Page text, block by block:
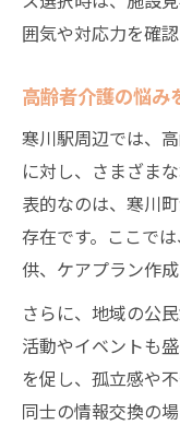
囲気や対応力を確
高齢者介護の悩み
寒川駅周辺では、
に対し、さまざま
表的なのは、寒川
存在です。ここで
供、ケアプラン作
さらに、地域の公
活動やイベントも
を促し、孤立感や
同士の情報交換の